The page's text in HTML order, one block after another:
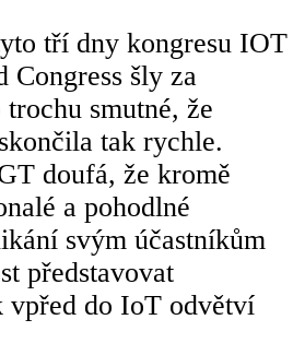
tří dny kongresu IOT
Congress šly za
smutné, že
tak rychle.
doufá, že kromě
a pohodlné
svým účastníkům
představovat
vpřed do IoT odvětví